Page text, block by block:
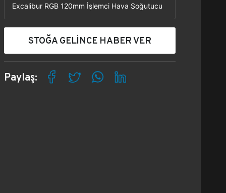
Excalibur RGB 120mm İşlemci Hava Soğutucu
STOĞA GELİNCE HABER VER
Paylaş: